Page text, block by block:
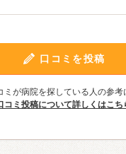
口コミを投稿
ミが病院を探している人の参考
コミ投稿について詳しくはこち